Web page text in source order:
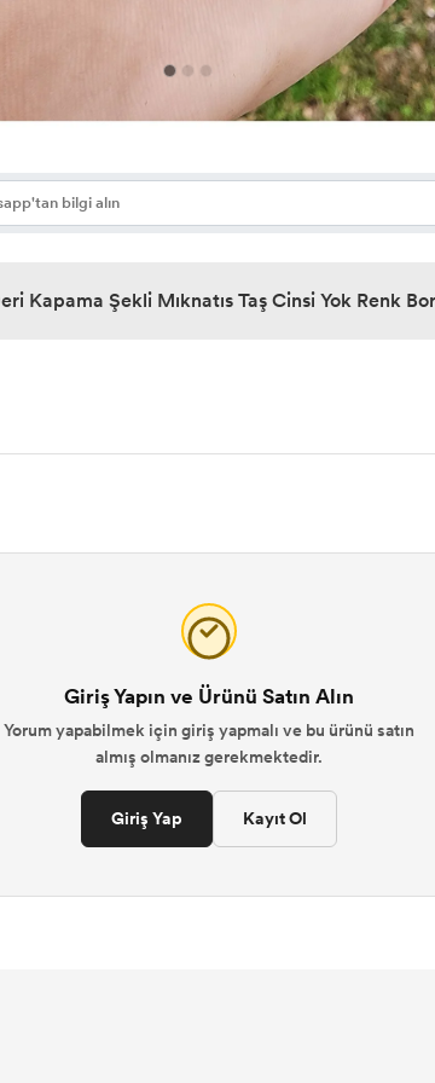
Kapama Şekli Mıknatıs Taş Cinsi Yok Renk
Giriş Yapın ve Ürünü Satın Alın
Yorum yapabilmek için giriş yapmalı ve bu ürünü satın
almış olmanız gerekmektedir.
Giriş Yap Kayıt Ol